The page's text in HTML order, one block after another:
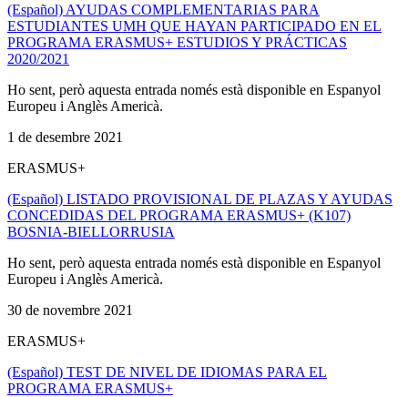
(Español) AYUDAS COMPLEMENTARIAS PARA
ESTUDIANTES UMH QUE HAYAN PARTICIPADO EN EL
PROGRAMA ERASMUS+ ESTUDIOS Y PRÁCTICAS
2020/2021
Ho sent, però aquesta entrada només està disponible en Espanyol
Europeu i Anglès Americà.
1 de desembre 2021
ERASMUS+
(Español) LISTADO PROVISIONAL DE PLAZAS Y AYUDAS
CONCEDIDAS DEL PROGRAMA ERASMUS+ (K107)
BOSNIA-BIELLORRUSIA
Ho sent, però aquesta entrada només està disponible en Espanyol
Europeu i Anglès Americà.
30 de novembre 2021
ERASMUS+
(Español) TEST DE NIVEL DE IDIOMAS PARA EL
PROGRAMA ERASMUS+